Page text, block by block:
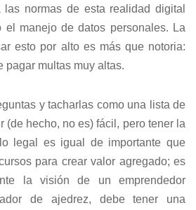
las normas de esta realidad digital
el manejo de datos personales. La
esto por alto es más que notoria:
pagar multas muy altas.
y tacharlas como una lista de
(de hecho, no es) fácil, pero tener la
legal es igual de importante que
para crear valor agregado; es
la visión de un emprendedor
de ajedrez, debe tener una